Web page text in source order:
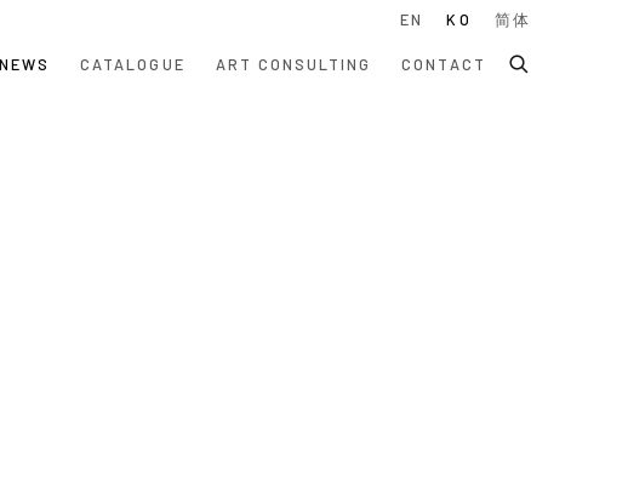
NEWS CATALOGUE ART CONSULTING CONTACT
EN KO 简体